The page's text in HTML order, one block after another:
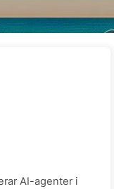
AI-agenter i